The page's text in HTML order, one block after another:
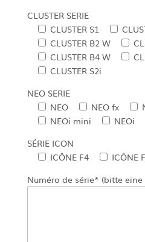
CLUSTER SERIE
CLUSTER S1
CLUSTER B2 W
CLUSTER B4 W
CLUSTER S2i
NEO SERIE
NEO
NEO fx
NEOi mini
NEOi
SÉRIE ICON
ICÔNE F4
ICÔNE
Numéro de série* (bitte eine